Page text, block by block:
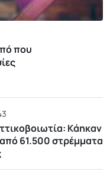
που
Kάηκαν
61.500 στρέμματα